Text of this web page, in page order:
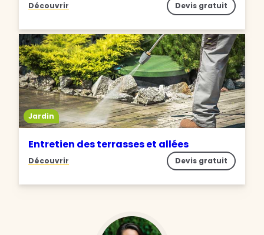
Découvrir Devis gratuit
Jardin
Entretien des terrasses et allées
Découvrir Devis gratuit